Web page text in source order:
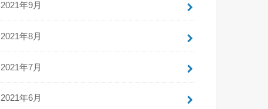
2021年9月
2021年8月
2021年7月
2021年6月